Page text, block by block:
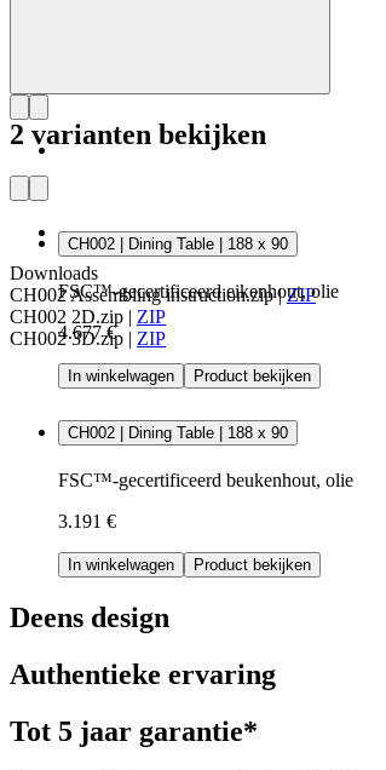
Downloads
CH002 Assembling instruction.zip|ZIP
CH002 2D.zip | ZIP
CH002 3D.zip | ZIP
2 varianten bekijken
CH002 | Dining Table | 188 x 90
FSC™-gecertificeerd eikenhout, olie
4.677 €
In winkelwagen Product bekijken
CH002 | Dining Table | 188 x 90
FSC™-gecertificeerd beukenhout, olie
3.191 €
In winkelwagen Product bekijken
Deens design
Authentieke ervaring
Tot 5 jaar garantie*